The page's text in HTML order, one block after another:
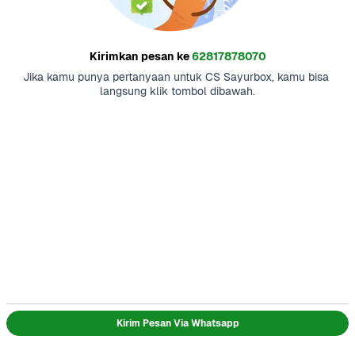
Kirimkan pesan ke62817878070
Jika kamu punya pertanyaan untuk CS Sayurbox, kamu bisa
langsung klik tombol dibawah.
Kirim Pesan Via Whatsapp